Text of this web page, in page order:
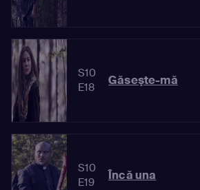
S10
E18
Găseşte-mă
S10
E19
Încă una